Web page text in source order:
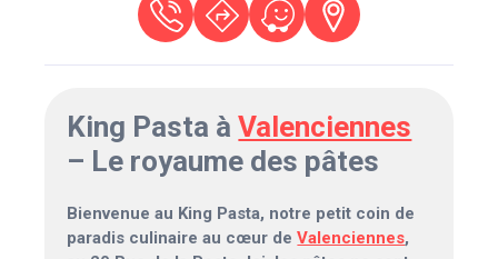
King Pasta àValenciennes
– Le royaume des pâtes
Bienvenue au King Pasta, notre petit coin de
paradis culinaire au cœur deValenciennes,